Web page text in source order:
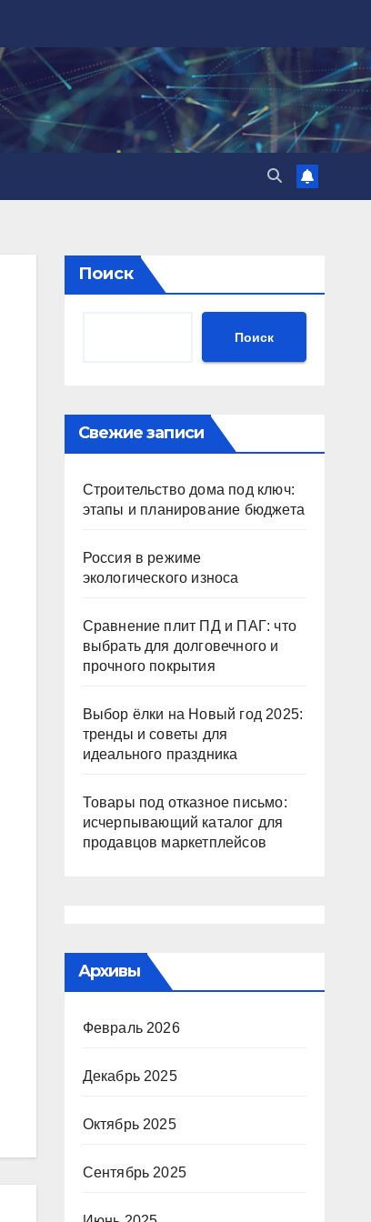
Поиск
Поиск
Свежие записи
Строительство дома под ключ:
этапы и планирование бюджета
Россия в режиме
экологического износа
Сравнение плит ПД и ПАГ: что
выбрать для долговечного и
прочного покрытия
Выбор ёлки на Новый год 2025:
тренды и советы для
идеального праздника
Товары под отказное письмо:
исчерпывающий каталог для
продавцов маркетплейсов
Архивы
Февраль 2026
Декабрь 2025
Октябрь 2025
Сентябрь 2025